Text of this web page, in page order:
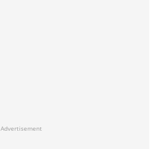
Advertisement